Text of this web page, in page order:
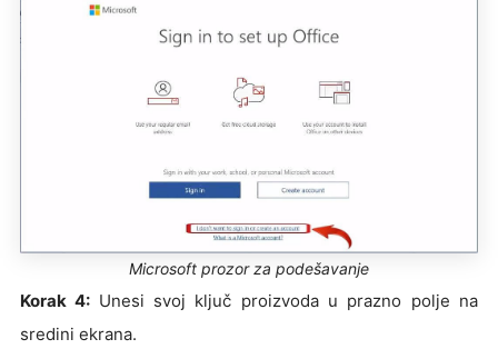
Microsoft prozor za podešavanje
Korak 4: Unesi svoj ključ proizvoda u prazno polje na
sredini ekrana.